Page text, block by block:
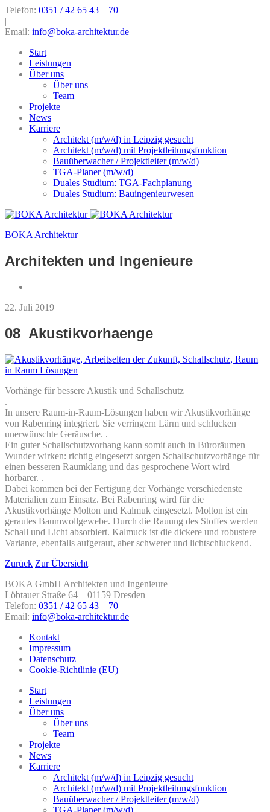
Telefon: 0351 / 42 65 43 – 70
|
Email: info@boka-architektur.de
Start
Leistungen
Über uns
Über uns
Team
Projekte
News
Karriere
Architekt (m/w/d) in Leipzig gesucht
Architekt (m/w/d) mit Projektleitungsfunktion
Bauüberwacher / Projektleiter (m/w/d)
TGA-Planer (m/w/d)
Duales Studium: TGA-Fachplanung
Duales Studium: Bauingenieurwesen
BOKA Architektur
Architekten und Ingenieure
22. Juli 2019
08_Akustikvorhaenge
Vorhänge für bessere Akustik und Schallschutz
.
In unsere Raum-in-Raum-Lösungen haben wir Akustikvorhänge
von Rabenring integriert. Sie verringern Lärm und schlucken
unerwünschte Geräusche. .
Ein guter Schallschutzvorhang kann somit auch in Büroräumen
Wunder wirken: richtig eingesetzt sorgen Schallschutzvorhänge für
einen besseren Raumklang und das gesprochene Wort wird
hörbarer. .
Dabei kommen bei der Fertigung der Vorhänge verschiedenste
Materialien zum Einsatz. Bei Rabenring wird für die
Akustikvorhänge Molton und Kalmuk eingesetzt. Molton ist ein
gerautes Baumwollgewebe. Durch die Rauung des Stoffes werden
Schall und Licht absorbiert. Kalmuck ist die dickere und robustere
Variante, ebenfalls aufgeraut, aber schwerer und lichtschluckend.
Zurück Zur Übersicht
BOKA GmbH Architekten und Ingenieure
Löbtauer Straße 64 – 01159 Dresden
Telefon: 0351 / 42 65 43 – 70
Email: info@boka-architektur.de
Kontakt
Impressum
Datenschutz
Cookie-Richtlinie (EU)
Start
Leistungen
Über uns
Über uns
Team
Projekte
News
Karriere
Architekt (m/w/d) in Leipzig gesucht
Architekt (m/w/d) mit Projektleitungsfunktion
Bauüberwacher / Projektleiter (m/w/d)
TGA-Planer (m/w/d)